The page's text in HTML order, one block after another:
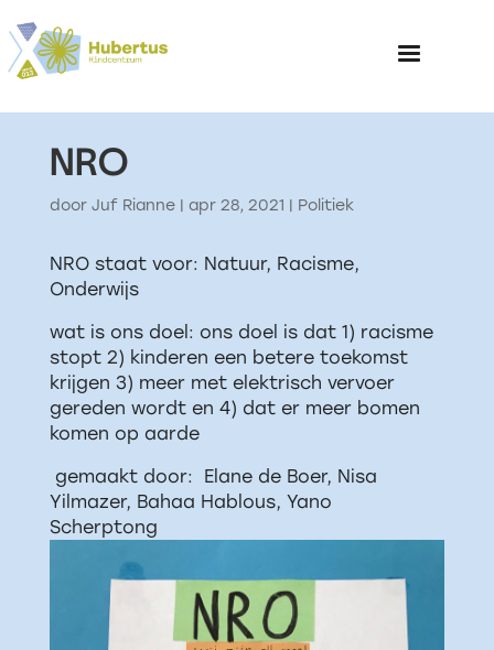
NRO
door Juf Rianne| apr 28, 2021 | Politiek
NRO staat voor: Natuur, Racisme,
Onderwijs
wat is ons doel: ons doel is dat 1) racisme
stopt 2) kinderen een betere toekomst
krijgen 3) meer met elektrisch vervoer
gereden wordt en 4) dat er meer bomen
komen op aarde
gemaakt door: Elane de Boer, Nisa
Yilmazer, Bahaa Hablous, Yano
Scherptong